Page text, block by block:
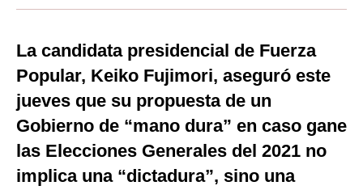
Estilos
Mundo
EEUU
México
España
Internacional
La candidata presidencial de Fuerza
Popular, Keiko Fujimori, aseguró este
jueves que su propuesta de un
Gobierno de “mano dura” en caso gane
las Elecciones Generales del 2021 no
implica una “dictadura”, sino una